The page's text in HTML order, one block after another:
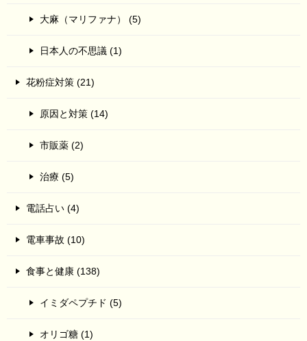
大麻（マリファナ） (5)
日本人の不思議 (1)
花粉症対策 (21)
原因と対策 (14)
市販薬 (2)
治療 (5)
電話占い (4)
電車事故 (10)
食事と健康 (138)
イミダペプチド (5)
オリゴ糖 (1)